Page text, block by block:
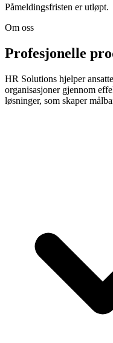
Påmeldingsfristen er utløpt.
Om oss
Profesjonelle
HR Solutions hjelper
organisasjoner gjennom
løsninger, som skaper